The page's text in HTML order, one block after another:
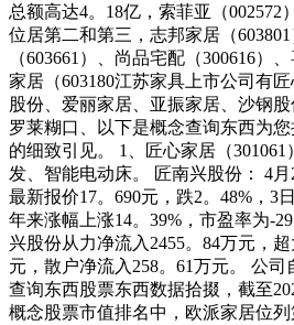
总额高达4。18亿，索菲亚（002572
位居第二和第三，志邦家居（
（603661）、尚品宅配（300616）
家居（603180江苏家具上市公司有
股份、爱丽家居、亚振家居、沙钢股
罗莱糊口、以下是概念查询东西为
的细致引见。 1、匠心家居（
发、智能电动床。 匠南兴股份： 4
最新报价17。690元，跌2。48%，3
年来涨幅上涨14。39%，市盈率为-
兴股份从力净流入2455。84万元，
元，散户净流入258。61万元。 公
查询东西股票东西数据拾掇，截至
概念股票市值排名中，欧派家居位列